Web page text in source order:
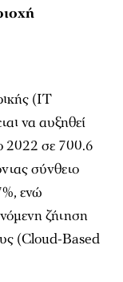
(IT
να αυξηθεί
2022 σε 700.6
σύνθετο
ενώ
ζήτηση
(Cloud-Based